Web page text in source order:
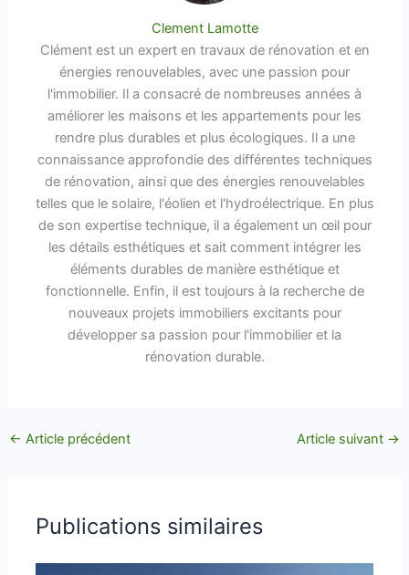
Clement Lamotte
Clément est un expert en travaux de rénovation et en
énergies renouvelables, avec une passion pour
l'immobilier. Il a consacré de nombreuses années à
améliorer les maisons et les appartements pour les
rendre plus durables et plus écologiques. Il a une
connaissance approfondie des différentes techniques
de rénovation, ainsi que des énergies renouvelables
telles que le solaire, l'éolien et l'hydroélectrique. En plus
de son expertise technique, il a également un œil pour
les détails esthétiques et sait comment intégrer les
éléments durables de manière esthétique et
fonctionnelle. Enfin, il est toujours à la recherche de
nouveaux projets immobiliers excitants pour
développer sa passion pour l'immobilier et la
rénovation durable.
← Article précédent Article suivant →
Publications similaires